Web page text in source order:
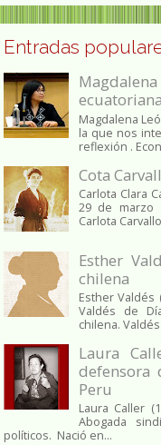
Entradas
ecuatoriana
Magdalena
la que nos
reflexión .
Cota
Carlota Clara
29 de marzo
Carlota
Esther
chilena
Esther Valdés
Valdés de
chilena.
Laura
defensora
Peru
Laura Caller
Abogada
políticos. Nació en...